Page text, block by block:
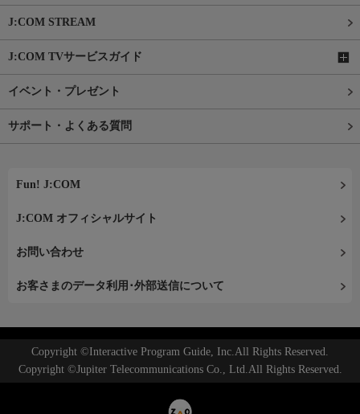
J:COM STREAM
J:COM TVサービスガイド
イベント・プレゼント
サポート・よくある質問
Fun! J:COM
J:COM オフィシャルサイト
お問い合わせ
お客さまのデータ利用･外部送信について
Copyright ©Interactive Program Guide, Inc.All Rights Reserved.
Copyright ©Jupiter Telecommunications Co., Ltd.All Rights Reserved.